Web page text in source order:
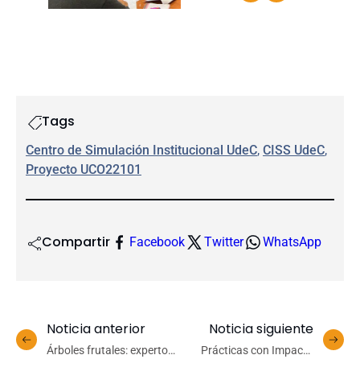
Tags
Centro de Simulación Institucional UdeC, CISS UdeC
Proyecto UCO22101
Compartir Facebook Twitter WhatsApp
Noticia anterior
Árboles frutales: experto
Noticia siguiente
Prácticas con Impacto